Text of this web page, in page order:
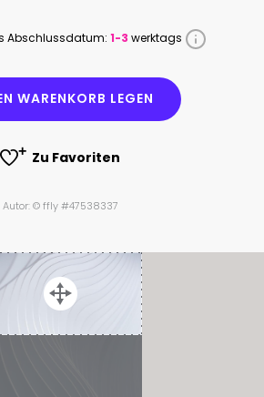
Abschlussdatum: 1-3 werktags
WARENKORB LEGEN
Zu Favoriten
Autor: © ffly #47538337